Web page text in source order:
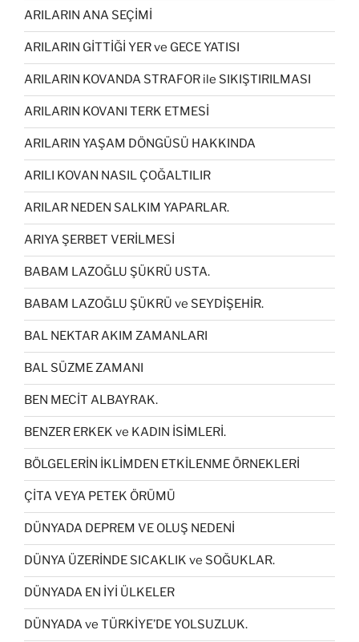
ARILARIN ANA SEÇİMİ
ARILARIN GİTTİĞİ YER ve GECE YATISI
ARILARIN KOVANDA STRAFOR ile SIKIŞTIRILMASI
ARILARIN KOVANI TERK ETMESİ
ARILARIN YAŞAM DÖNGÜSÜ HAKKINDA
ARILI KOVAN NASIL ÇOĞALTILIR
ARILAR NEDEN SALKIM YAPARLAR.
ARIYA ŞERBET VERİLMESİ
BABAM LAZOĞLU ŞÜKRÜ USTA.
BABAM LAZOĞLU ŞÜKRÜ ve SEYDİŞEHİR.
BAL NEKTAR AKIM ZAMANLARI
BAL SÜZME ZAMANI
BEN MECİT ALBAYRAK.
BENZER ERKEK ve KADIN İSİMLERİ.
BÖLGELERİN İKLİMDEN ETKİLENME ÖRNEKLERİ
ÇİTA VEYA PETEK ÖRÜMÜ
DÜNYADA DEPREM VE OLUŞ NEDENİ
DÜNYA ÜZERİNDE SICAKLIK ve SOĞUKLAR.
DÜNYADA EN İYİ ÜLKELER
DÜNYADA ve TÜRKİYE’DE YOLSUZLUK.